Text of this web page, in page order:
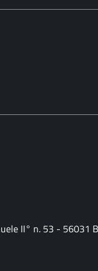
II° n. 53 - 56031